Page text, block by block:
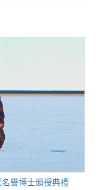
譽博士頒授典禮